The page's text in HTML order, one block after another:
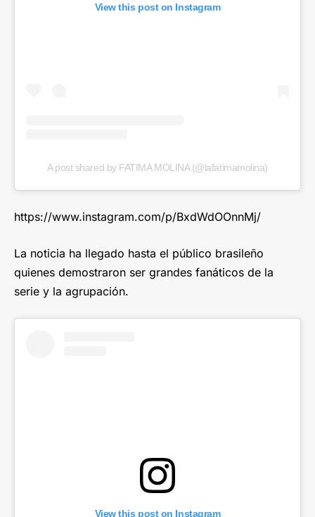
View this post on Instagram
A post shared by FATIMA MOLINA (@lafatimamolina)
https://www.instagram.com/p/BxdWdOOnnMj/
La noticia ha llegado hasta el público brasileño
quienes demostraron ser grandes fanáticos de la
serie y la agrupación.
View this post on Instagram